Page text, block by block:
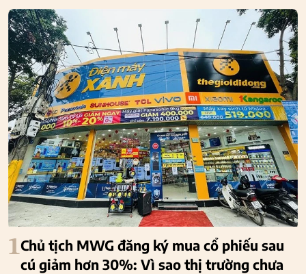
1Chủ tịch MWG đăng ký mua cổ phiếu sau
cú giảm hơn 30%: Vì sao thị trường chưa